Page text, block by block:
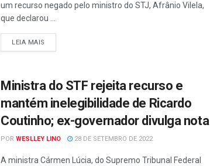
um recurso negado pelo ministro do STJ, Afrânio Vilela,
que declarou ...
LEIA MAIS
Ministra do STF rejeita recurso e
mantém inelegibilidade de Ricardo
Coutinho; ex-governador divulga nota
POR WESLLEY LINO 28 DE SETEMBRO DE 2022
A ministra Cármen Lúcia, do Supremo Tribunal Federal